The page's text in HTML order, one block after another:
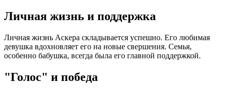
Личная жизнь и поддержка
Личная жизнь Аскера складывается успешно. Его любимая
девушка вдохновляет его на новые свершения. Семья,
особенно бабушка, всегда была его главной поддержкой.
"Голос" и победа